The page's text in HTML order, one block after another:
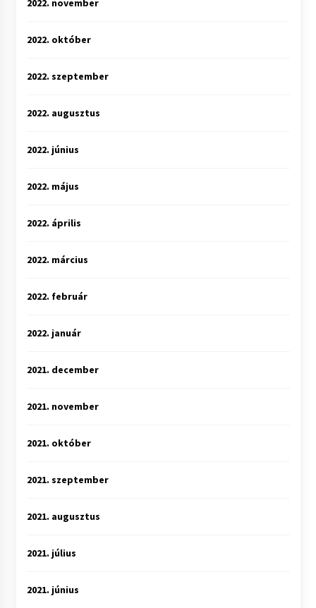
2022. november
2022. október
2022. szeptember
2022. augusztus
2022. június
2022. május
2022. április
2022. március
2022. február
2022. január
2021. december
2021. november
2021. október
2021. szeptember
2021. augusztus
2021. július
2021. június